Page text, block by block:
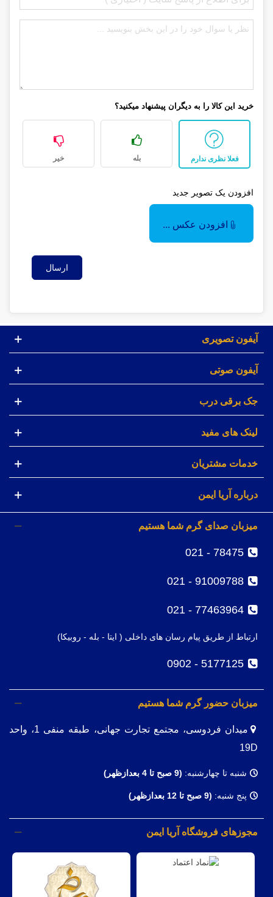
خرید این کالا را به دیگران پیشنهاد میکنید؟
فعلا نظری ندارم بله خیر
افزودن یک تصویر جدید
افزودن عکس ...
ارسال
آیفون تصویری
آیفون صوتی
جک برقی درب
لینک های مفید
خدمات مشتریان
درباره آریا ایمن
میزبان صدای گرم شما هستیم
78475 - 021
91009788 - 021
77463964 - 021
ارتباط از طریق پیام رسان های داخلی ( ایتا - بله - روبیکا)
5177125 - 0902
میزبان حضور گرم شما هستیم
میدان فردوسی، مجتمع تجارت جهانی، طبقه منفی 1، واحد
19D
شنبه تا چهارشنبه: (9 صبح تا 4 بعدازظهر)
پنج شنبه: (9 صبح تا 12 بعدازظهر)
مجوزهای فروشگاه آریا ایمن